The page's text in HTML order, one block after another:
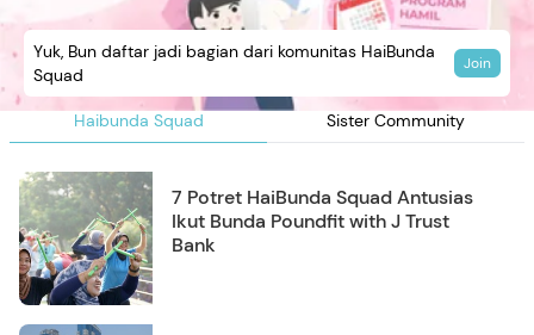
Haibunda Squad Sister Community
Yuk, Bun daftar jadi bagian dari komunitas HaiBunda
Squad
Join
7 Potret HaiBunda Squad Antusias
Ikut Bunda Poundfit with J Trust
Bank